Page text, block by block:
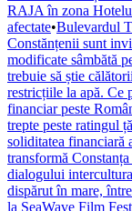
RAJA în zona
afectate•Bulevardul
Constănțenii sunt
modificate sâmbătă
trebuie să știe călătorii
restricțiile la apă. Ce
financiar peste
trepte peste ratingul
soliditatea financiară
transformă
dialogului
dispărut în mare,
la SeaWave Film